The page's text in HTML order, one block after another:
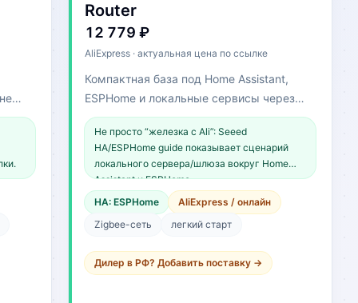
Router
12 779 ₽
AliExpress · актуальная цена по ссылке
Компактная база под Home Assistant,
ESPHome и локальные сервисы через
Docker/OpenWRT.
Не просто “железка с Ali”: Seeed
HA/ESPHome guide показывает сценарий
локального сервера/шлюза вокруг Home
Assistant и ESPHome.
HA: ESPHome
AliExpress / онлайн
Zigbee-сеть
легкий старт
Дилер в РФ? Добавить поставку →